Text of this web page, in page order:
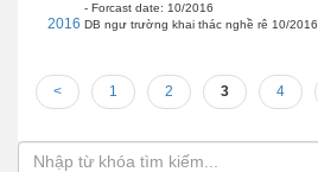
2016
- Forcast date: 10/2016
DB ngư trường khai thác nghề rê 10/2016
< 1 2 3 4